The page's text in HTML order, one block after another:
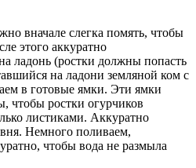
вначале слегка помять, чтобы
этого аккуратно
ладонь (ростки должны попасть
на ладони земляной ком с
в готовые ямки. Эти ямки
чтобы ростки огурчиков
листиками. Аккуратно
Немного поливаем,
чтобы вода не размыла